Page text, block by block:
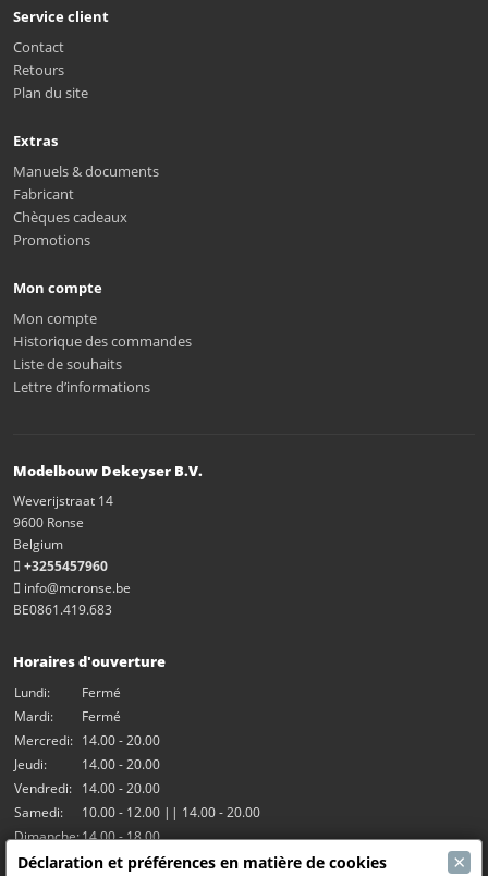
Service client
Contact
Retours
Plan du site
Extras
Manuels & documents
Fabricant
Chèques cadeaux
Promotions
Mon compte
Mon compte
Historique des commandes
Liste de souhaits
Lettre d’informations
Modelbouw Dekeyser B.V.
Weverijstraat 14
9600 Ronse
Belgium
+3255457960
info@mcronse.be
BE0861.419.683
Horaires d'ouverture
Lundi:
Fermé
Mardi:
Fermé
Mercredi: 14.00 - 20.00
Jeudi:
14.00 - 20.00
Vendredi: 14.00 - 20.00
Samedi:
10.00 - 12.00 || 14.00 - 20.00
Dimanche:14.00 - 18.00
Déclaration et préférences en matière de cookies ×